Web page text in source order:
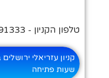
טלפון הקניון - 02-6791333
קניון עזריאלי
שעות פתיחה